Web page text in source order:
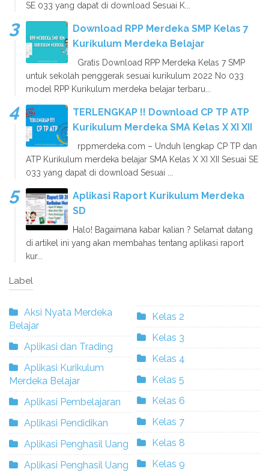
SE 033 yang dapat di download Sesuai K...
Download RPP Merdeka SMP Kelas 7
Kurikulum Merdeka Belajar
Gratis Download RPP Merdeka Kelas 7 SMP
untuk sekolah penggerak sesuai kurikulum 2022 No 033
model RPP Kurikulum merdeka belajar terbaru...
TERLENGKAP !! Download CP TP ATP
Kurikulum Merdeka SMA Kelas X XI XII
rppmerdeka.com – Unduh lengkap CP TP dan
ATP Kurikulum merdeka belajar SMA Kelas X XI XII Sesuai SE
033 yang dapat di download Sesuai ...
Aplikasi Raport Kurikulum Merdeka
SD
Halo! Bagaimana kabar kalian ? Selamat datang
di artikel ini yang akan membahas tentang aplikasi raport
kur...
Label
Aksi Nyata Merdeka
Belajar
Aplikasi dan Trading
Aplikasi Kurikulum
Merdeka Belajar
Aplikasi Pembelajaran
Aplikasi Pendidikan
Aplikasi Penghasil Uang
Aplikasi Penghasil Uang
Kelas 2
Kelas 3
Kelas 4
Kelas 5
Kelas 6
Kelas 7
Kelas 8
Kelas 9